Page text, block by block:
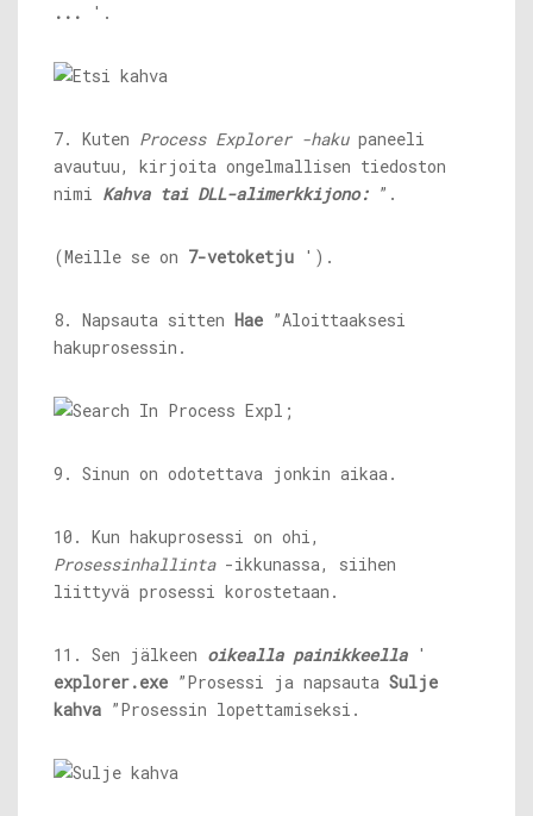
...
'.
7. Kuten Process Explorer -hakupaneeli
avautuu, kirjoita ongelmallisen tiedoston
nimi Kahva tai DLL-alimerkkijono: ”.
(Meille se on 7-vetoketju ').
8. Napsauta sitten Hae ”Aloittaaksesi
hakuprosessin.
9. Sinun on odotettava jonkin aikaa.
10. Kun hakuprosessi on ohi,
Prosessinhallinta-ikkunassa, siihen
liittyvä prosessi korostetaan.
11. Sen jälkeen oikealla painikkeella '
explorer.exe ”Prosessi ja napsauta Sulje
kahva ”Prosessin lopettamiseksi.